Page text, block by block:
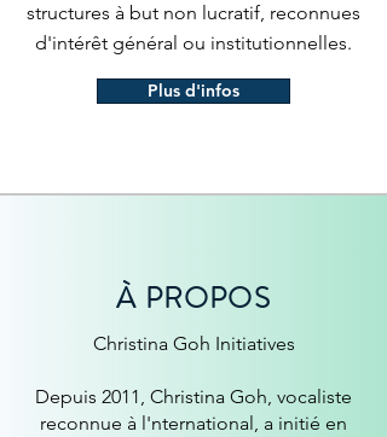
structures à but non lucratif, reconnues
d'intérêt général ou institutionnelles.
Plus d'infos
À PROPOS
Christina Goh Initiatives
Depuis 2011, Christina Goh, vocaliste
reconnue à l'nternational, a initié en